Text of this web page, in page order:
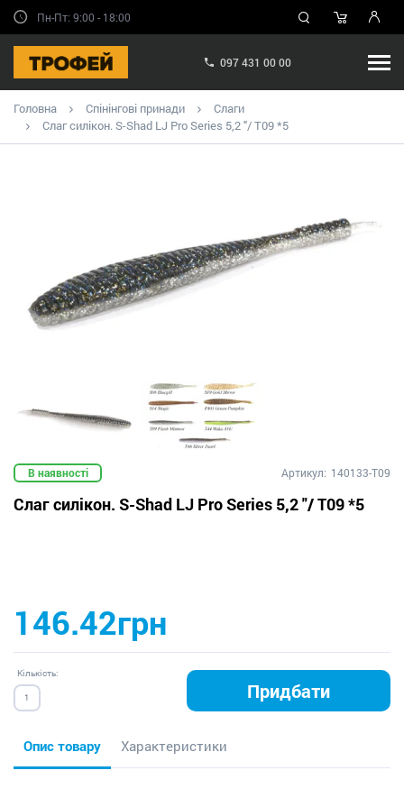
Пн-Пт: 9:00 - 18:00
097 431 00 00
Головна Спінінгові принади
Слаги
Слаг силікон. S-Shad LJ Pro Series 5,2 "/ T09 *5
В наявності Артикул: 140133-T09
Слаг силікон. S-Shad LJ Pro Series 5,2 "/ T09 *5
146.42грн
Кількість:
Придбати
Опис товару Характеристики